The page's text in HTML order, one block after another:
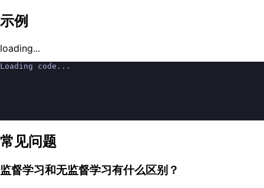
示例
loading...
Loading code...
常见问题
监督学习和无监督学习有什么区别？